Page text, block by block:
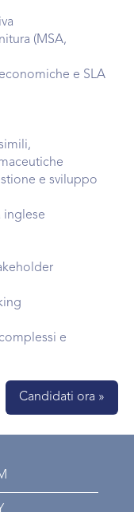
(MSA,
e SLA
e sviluppo
inglese
e
Candidati ora »